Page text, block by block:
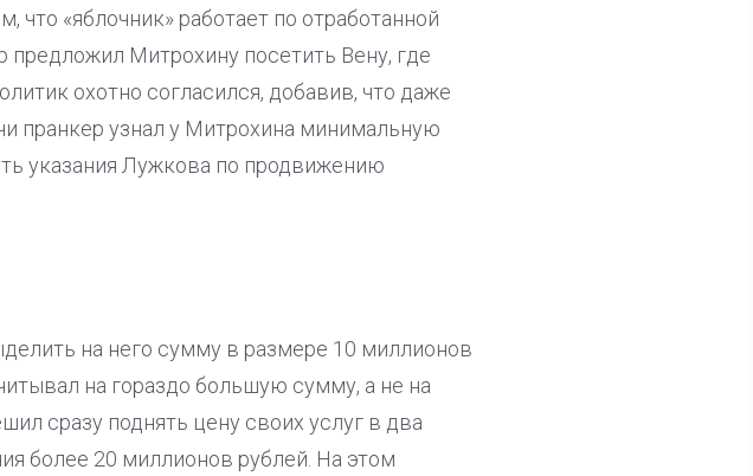
«яблочник» работает по отработанной
предложил Митрохину посетить Вену, где
охотно согласился, добавив, что даже
пранкер узнал у Митрохина минимальную
указания Лужкова по продвижению
на него сумму в размере 10 миллионов
на гораздо большую сумму, а не на
сразу поднять цену своих услуг в два
более 20 миллионов рублей. На этом